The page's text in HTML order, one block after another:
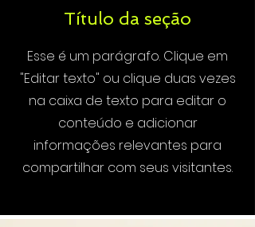
Título da seção
Esse é um parágrafo. Clique em
"Editar texto" ou clique duas vezes
na caixa de texto para editar o
conteúdo e adicionar
informações relevantes para
compartilhar com seus visitantes.